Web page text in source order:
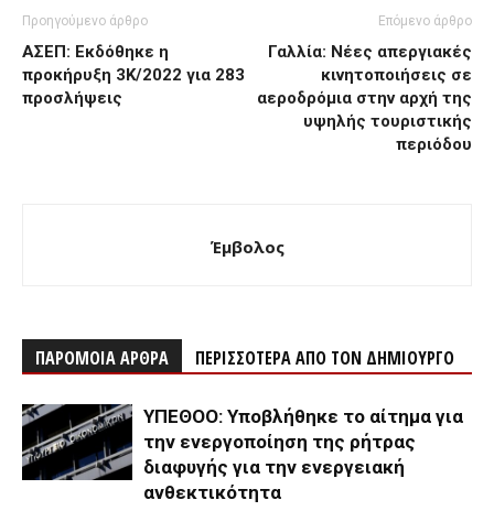
Προηγούμενο άρθρο
ΑΣΕΠ: Εκδόθηκε η
προκήρυξη 3Κ/2022 για 283
προσλήψεις
Επόμενο άρθρο
Γαλλία: Νέες απεργιακές
κινητοποιήσεις σε
αεροδρόμια στην αρχή της
υψηλής τουριστικής
περιόδου
Έμβολος
ΠΑΡΟΜΟΙΑ ΑΡΘΡΑ ΠΕΡΙΣΣΟΤΕΡΑ ΑΠΟ ΤΟΝ ΔΗΜΙΟΥΡΓΟ
ΥΠΕΘΟΟ: Υποβλήθηκε το αίτημα για
την ενεργοποίηση της ρήτρας
διαφυγής για την ενεργειακή
ανθεκτικότητα